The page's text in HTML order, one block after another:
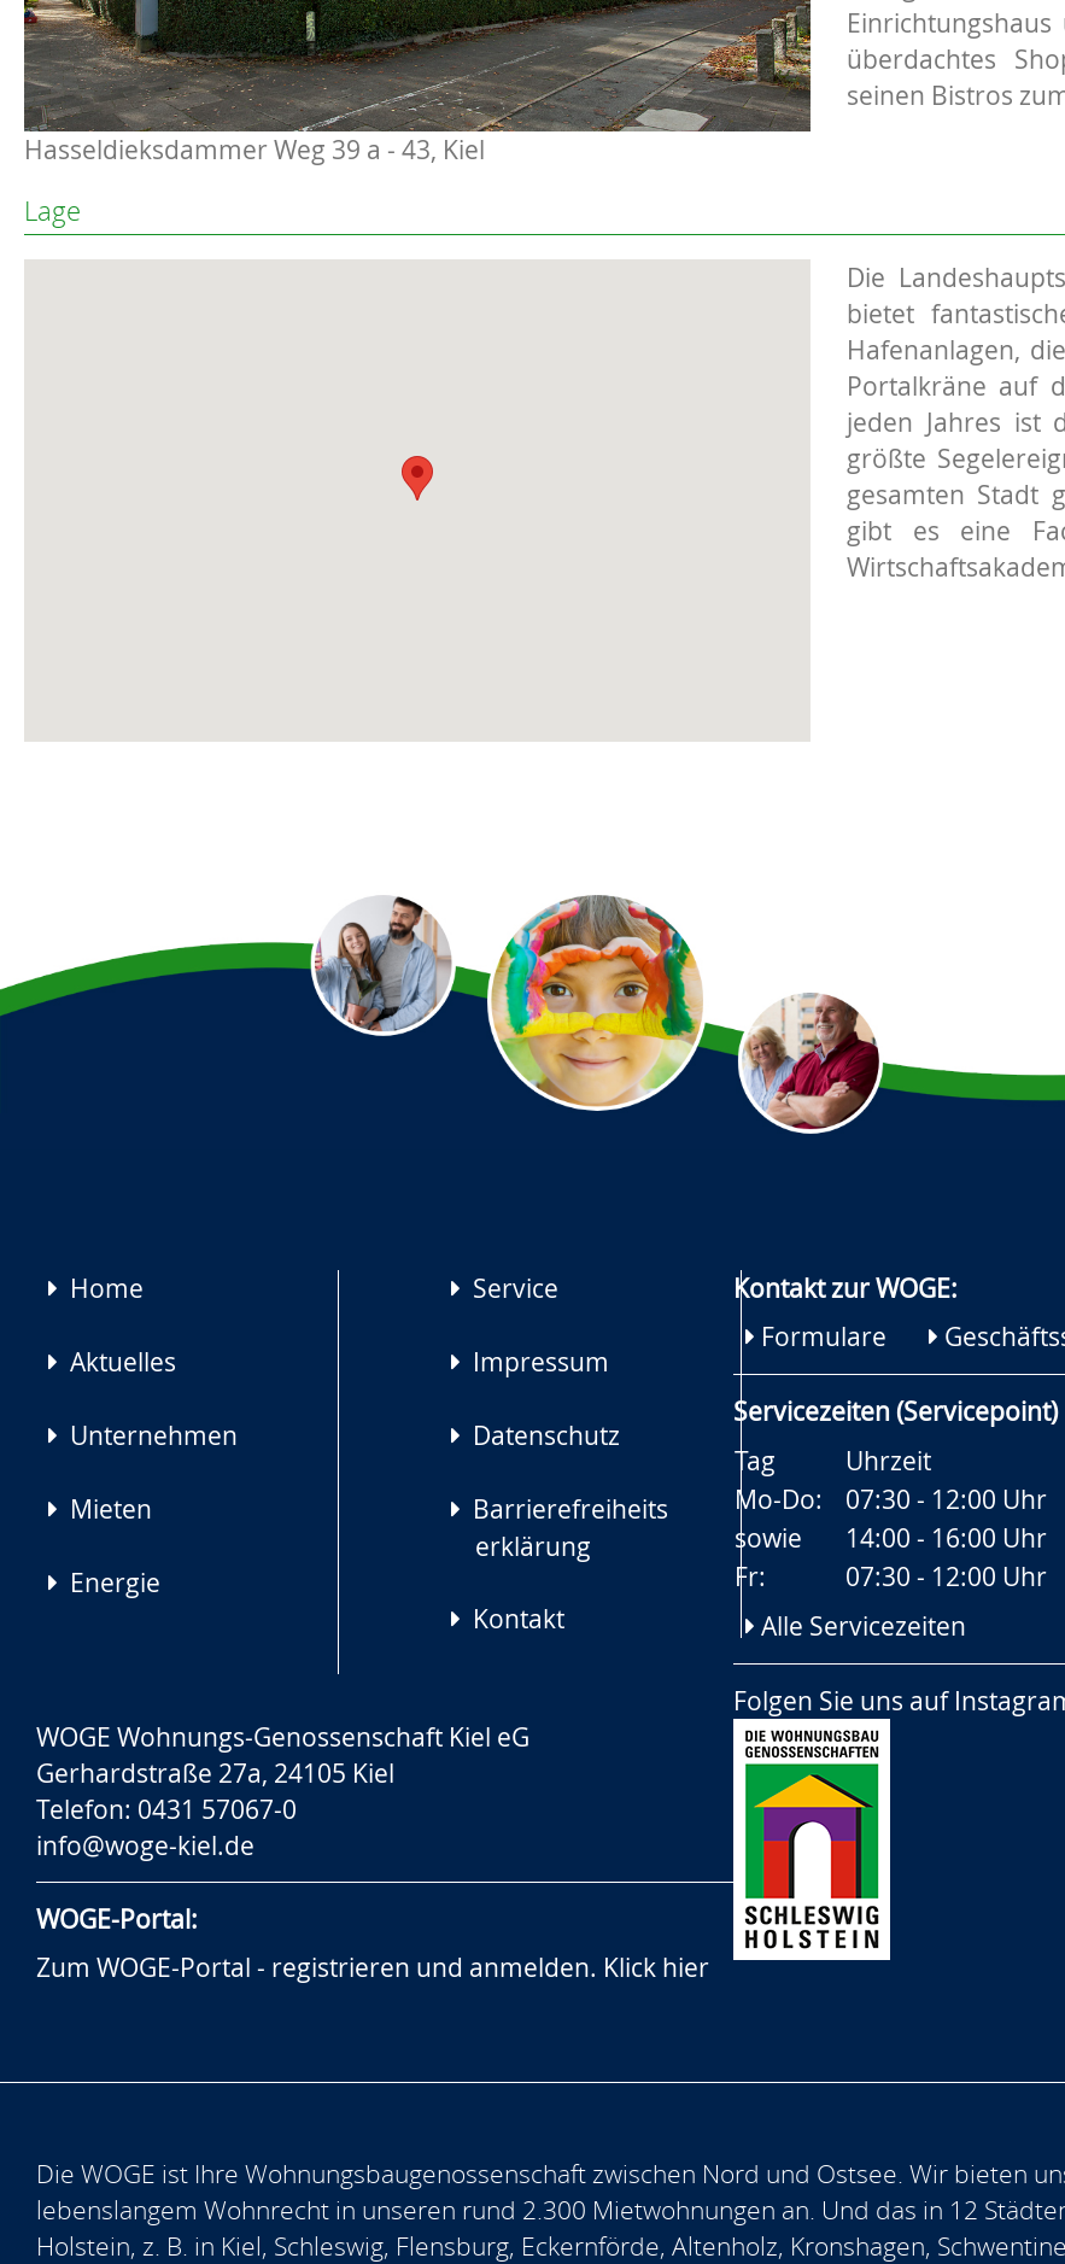
Hasseldieksdammer Weg 39 a - 43, Kiel
überdachtes
seinen Bistros
Lage
Die
bietet
Hafenanlagen,
Portalkräne auf
jeden Jahres ist
größte
gesamten Stadt
gibt es eine
Navigation
Home
Aktuelles
Unternehmen
Mieten
Energie
Service
Impressum
Datenschutz
Barrierefreiheits
erklärung
Kontakt
Kontakt zur WOGE:
Formulare
Servicezeiten (Servicepoint)
Tag
Uhrzeit
Mo-Do:
07:30 - 12:00 Uhr
sowie
14:00 - 16:00 Uhr
Fr:
07:30 - 12:00 Uhr
Alle Servicezeiten
Folgen Sie uns auf
WOGE Wohnungs-Genossenschaft Kiel eG
Gerhardstraße 27a, 24105 Kiel
Telefon: 0431 57067-0
info@woge-kiel.de
WOGE-Portal:
Zum WOGE-Portal - registrieren und anmelden. Klick hier
Die WOGE ist Ihre Wohnungsbaugenossenschaft zwischen Nord und Ostsee. Wir bieten
lebenslangem Wohnrecht in unseren rund 2.300 Mietwohnungen an. Und das in 12
Holstein, z. B. in Kiel, Schleswig, Flensburg, Eckernförde, Altenholz, Kronshagen,